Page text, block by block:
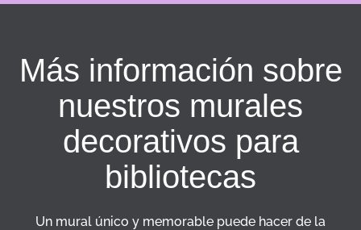
Más información sobre
nuestros murales
decorativos para
bibliotecas
Un mural único y memorable puede hacer de la